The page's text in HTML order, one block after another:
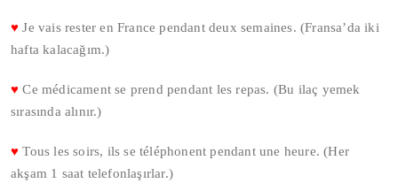
♥ Je vais rester en France pendant deux semaines. (Fransa’da iki
hafta kalacağım.)
♥ Ce médicament se prend pendant les repas. (Bu ilaç yemek
sırasında alınır.)
♥ Tous les soirs, ils se téléphonent pendant une heure. (Her
akşam 1 saat telefonlaşırlar.)